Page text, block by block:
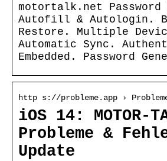
motortalk.net Password
Autofill & Autologin.
Restore. Multiple
Automatic Sync.
Embedded. Password
http s://probleme.app ›
iOS 14: MOTOR-
Probleme &
Update